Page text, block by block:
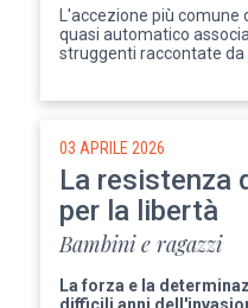
L'accezione più comune
quasi automatico
struggenti raccontate da
03 APRILE 2026
La resistenza
per la libertà
Bambini e ragazzi
La forza e la